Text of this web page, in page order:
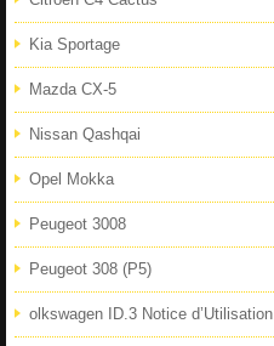
Kia Sportage
Mazda CX-5
Nissan Qashqai
Opel Mokka
Peugeot 3008
Peugeot 308 (P5)
olkswagen ID.3 Notice d’Utilisation